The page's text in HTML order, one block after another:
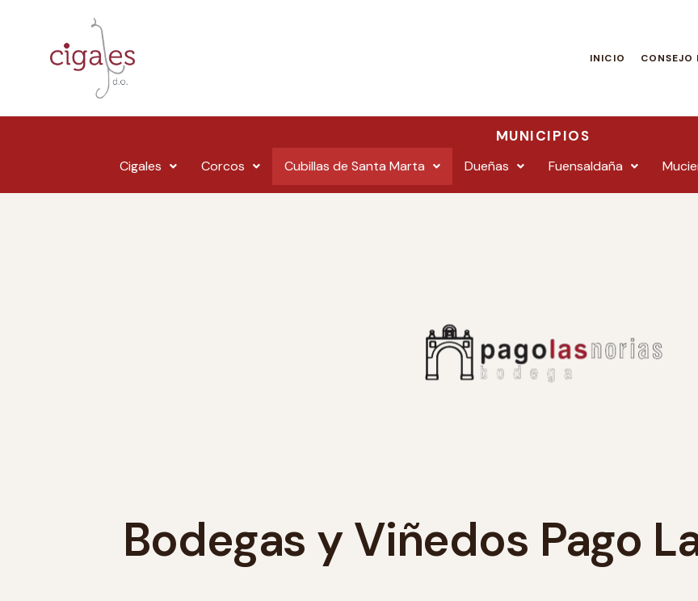
INICIO CONSEJO
MUNICIPIOS
Cigales Corcos Cubillas de Santa Marta Dueñas Fuensaldaña
Bodegas y Viñedos Pago